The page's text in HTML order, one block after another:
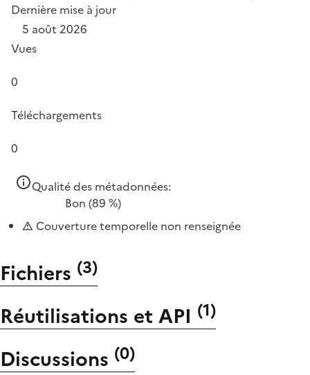
Dernière mise à jour
5 août 2026
Vues
0
Téléchargements
0
Qualité des métadonnées:
Bon (89 %)
Couverture temporelle non renseignée
Fichiers (3)
Réutilisations et API (1)
Discussions (0)